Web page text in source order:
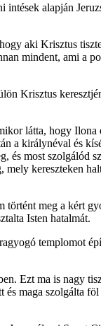
alapján
aki Krisztus
mindent, ami a
Krisztus
látta, hogy
a királynéval és
most szolgálód
kereszteken
meg a kért
Isten hatalmát.
templomot
Ezt ma is nagy
maga szolgálta